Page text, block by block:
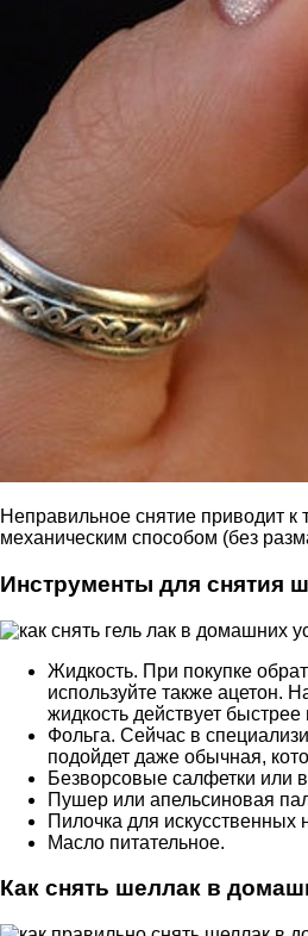
Неправильное снятие приводит к
механическим способом (без
Инструменты для снятия
Жидкость. При покупке
используйте также ацетон.
жидкость действует
Фольга. Сейчас в
подойдет даже обычная,
Безворсовые салфетки или
Пушер или апельсиновая
Пилочка для искусственных
Масло питательное.
Как снять шеллак в